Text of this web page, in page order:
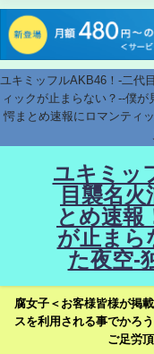
ユキミッフルAKB46！-二代
ィックが止まらない？--僕
愕まとめ速報にロマンティ
ユキミッ
目襲名
とめ速報
が止まら
た夜空-
腐女子＜お客様皆様が掲
スを利用される事でかろ
ご足労